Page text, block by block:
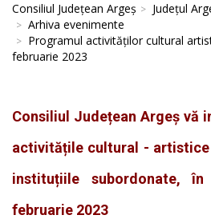
Consiliul Județean Argeș Județul
Arhiva evenimente
Programul activităților cultural
februarie 2023
Consiliul Județean Argeș vă
activitățile cultural -
instituțiile subordonate,
februarie 2023